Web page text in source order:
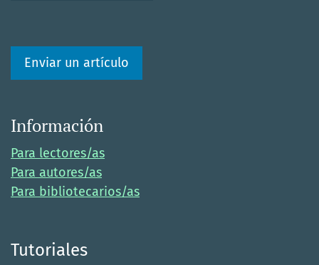
Enviar un artículo
Información
Para lectores/as
Para autores/as
Para bibliotecarios/as
Tutoriales